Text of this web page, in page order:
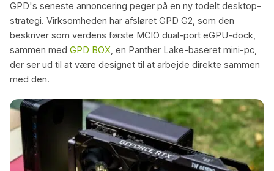
GPD's seneste annoncering peger på en ny todelt desktop-
strategi. Virksomheden har afsløret GPD G2, som den
beskriver som verdens første MCIO dual-port eGPU-dock,
sammen med GPD BOX , en Panther Lake-baseret mini-pc,
der ser ud til at være designet til at arbejde direkte sammen
med den.